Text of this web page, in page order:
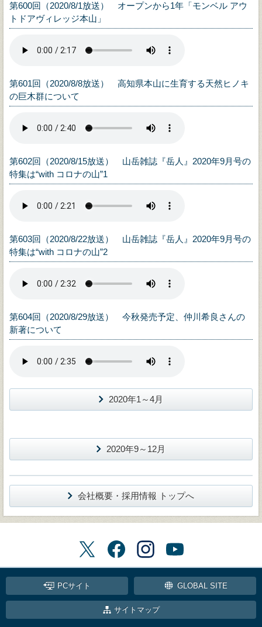
第600回（2020/8/1放送） オープンから1年「モンベル アウ
トドアヴィレッジ本山」
第601回（2020/8/8放送） 高知県本山に生育する天然ヒノキ
の巨木群について
第602回（2020/8/15放送） 山岳雑誌『岳人』2020年9月号の
特集は“with コロナの山”1
第603回（2020/8/22放送） 山岳雑誌『岳人』2020年9月号の
特集は“with コロナの山”2
第604回（2020/8/29放送） 今秋発売予定、仲川希良さんの
新著について
2020年1～4月
2020年9～12月
会社概要・採用情報 トップへ
PCサイト GLOBAL SITE
サイトマップ